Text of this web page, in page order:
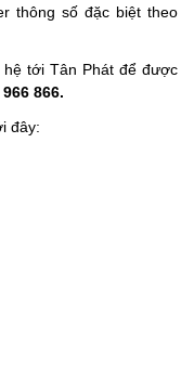
thông số đặc biệt theo
hệ tới Tân Phát để được
866.
đây: